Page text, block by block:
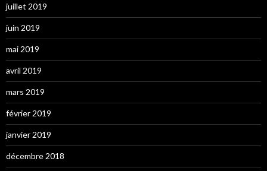
juillet 2019
juin 2019
mai 2019
avril 2019
mars 2019
février 2019
janvier 2019
décembre 2018